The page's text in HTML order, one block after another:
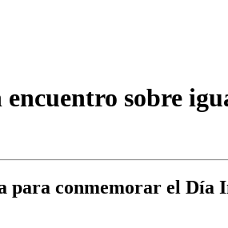
sobre
para conmemorar el Día